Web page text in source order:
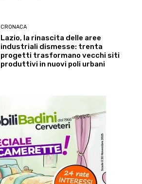
CRONACA
Lazio, la rinascita delle aree
industriali dismesse: trenta
progetti trasformano vecchi siti
produttivi in nuovi poli urbani